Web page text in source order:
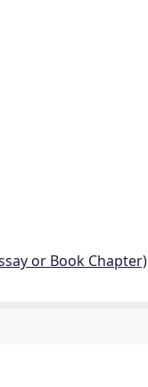
or Book Chapter)